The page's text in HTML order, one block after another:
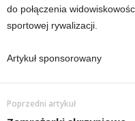
do połączenia
sportowej rywalizacji.
Artykuł sponsorowany
Poprzedni artykuł